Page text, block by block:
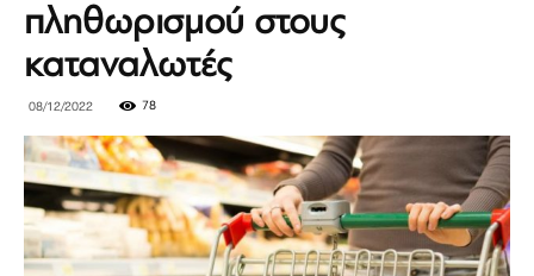
πληθωρισμού στους
καταναλωτές
08/12/2022 78